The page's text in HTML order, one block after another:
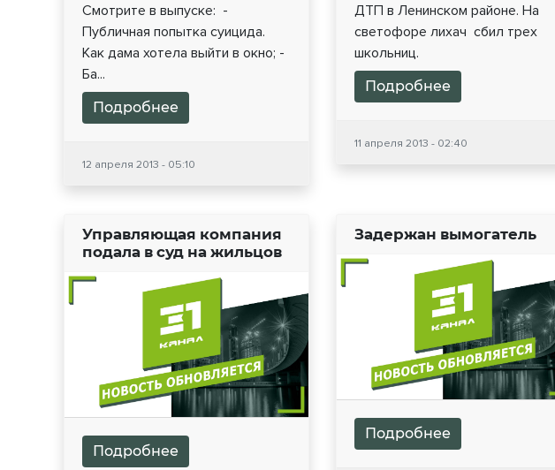
Смотрите в выпуске: -
Публичная попытка суицида.
Как дама хотела выйти в окно; -
Ба...
Подробнее
12 апреля 2013 - 05:10
ДТП в Ленинском районе. На
светофоре лихач сбил трех
школьниц.
Подробнее
11 апреля 2013 - 02:40
Управляющая компания
подала в суд на жильцов
Подробнее
Задержан вымогатель
Подробнее